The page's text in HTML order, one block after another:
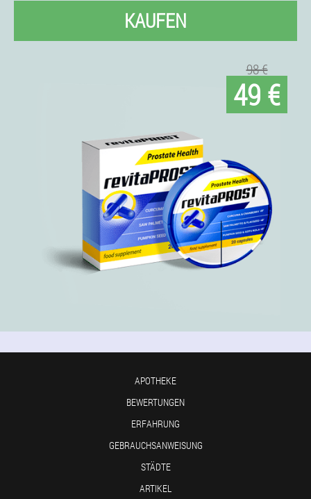
KAUFEN
98 €
49 €
APOTHEKE
BEWERTUNGEN
ERFAHRUNG
GEBRAUCHSANWEISUNG
STÄDTE
ARTIKEL